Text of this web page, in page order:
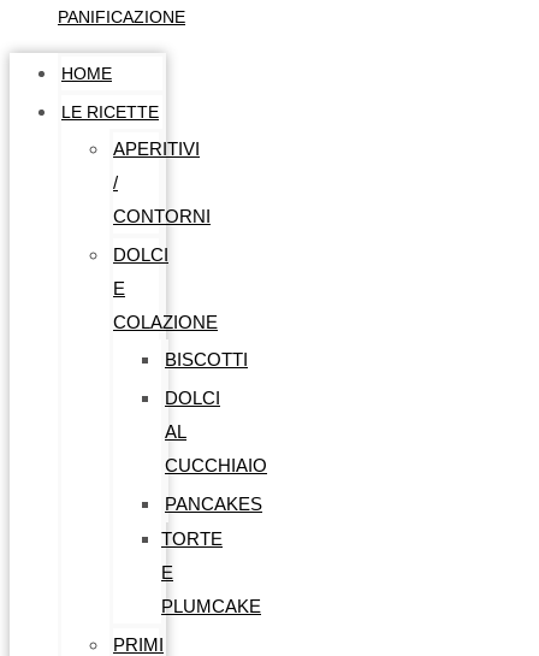
PANIFICAZIONE
HOME
LE RICETTE
APERITIVI
/
CONTORNI
DOLCI
E
COLAZIONE
BISCOTTI
DOLCI
AL
CUCCHIAIO
PANCAKES
TORTE
E
PLUMCAKE
PRIMI